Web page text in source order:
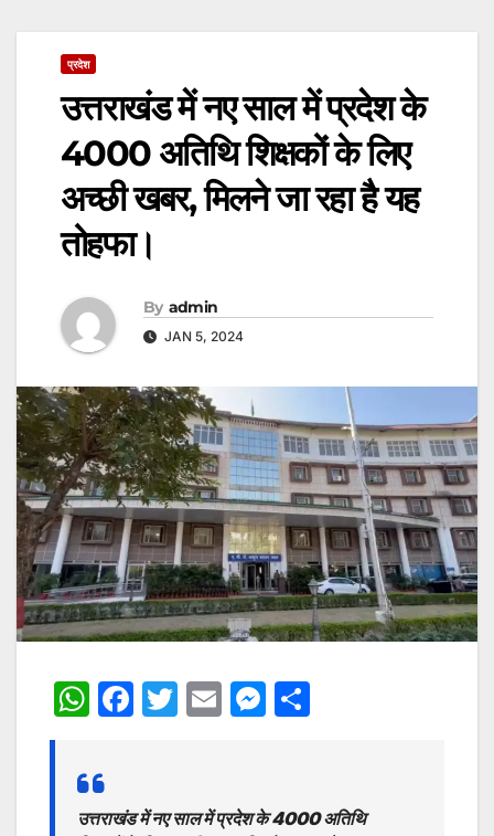
प्रदेश
उत्तराखंड में नए साल में प्रदेश के
4000 अतिथि शिक्षकों के लिए
अच्छी खबर, मिलने जा रहा है यह
तोहफा।
By admin
JAN 5, 2024
W
at
s
F
e
T
er
E
l
M
s
e
उत्तराखंड में नए साल में प्रदेश के 4000 अतिथि